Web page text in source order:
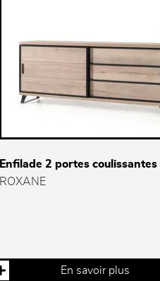
Enfilade 2 portes coulissantes
ROXANE
En savoir plus